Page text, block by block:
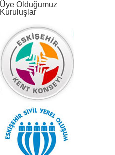
Üye Olduğumuz
Kuruluşlar